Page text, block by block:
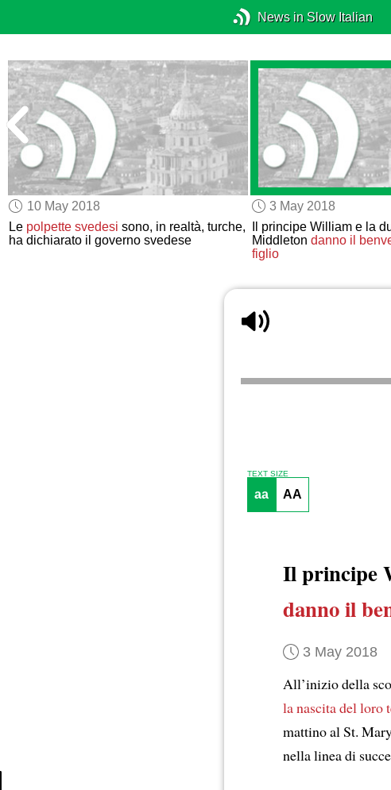
News in Slow Italian
10 May 2018
Le polpette svedesi sono, in realtà, turche,
ha dichiarato il governo svedese
3 May 2018
Il principe William e la
Middleton danno il
figlio
TEXT SIZE
aa AA
Il principe
danno il
3 May 2018
All’inizio della
la nascita del loro
mattino al St.
nella linea di